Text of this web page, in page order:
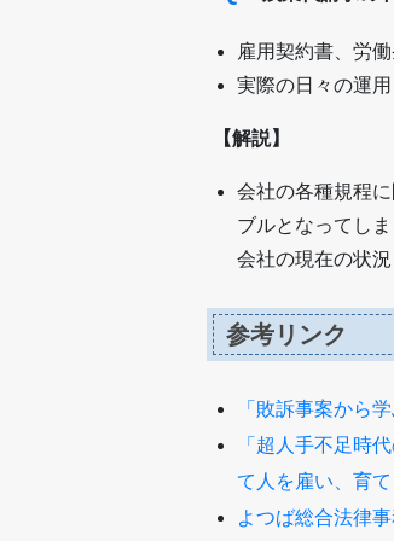
雇用契約書、労
実際の日々の運
【解説】
会社の各種規程
ブルとなってし
会社の現在の状況
参考リンク
「敗訴事案から
「超人手不足時
て人を雇い、育
よつば総合法律